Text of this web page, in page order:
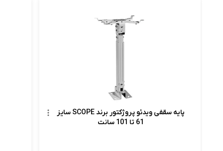
پایه سقفی ویدئو پروژکتور برند SCOPE سایز
61 تا 101 سانت